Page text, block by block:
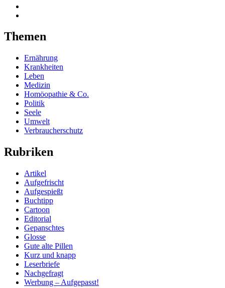
Themen
Ernährung
Krankheiten
Leben
Medizin
Homöopathie & Co.
Politik
Seele
Umwelt
Verbraucherschutz
Rubriken
Artikel
Aufgefrischt
Aufgespießt
Buchtipp
Cartoon
Editorial
Gepanschtes
Glosse
Gute alte Pillen
Kurz und knapp
Leserbriefe
Nachgefragt
Werbung – Aufgepasst!